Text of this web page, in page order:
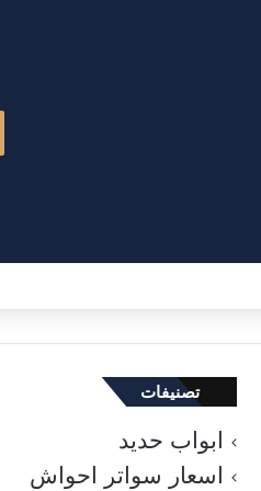
تصنيفات
ابواب حديد
اسعار سواتر احواش